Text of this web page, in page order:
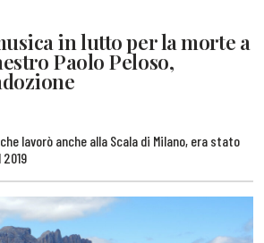
in lutto per la morte a
Paolo Peloso,
lavorò anche alla Scala di Milano, era stato